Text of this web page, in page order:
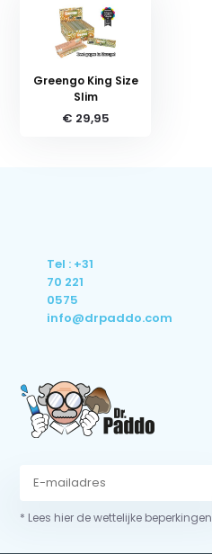
Greengo King Size
Slim
€ 29,95
Tel : +31
70 221
0575
info@drpaddo.com
* Lees hier de wettelijke beperkingen